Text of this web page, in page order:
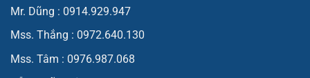
Mr. Dũng : 0914.929.947
Mss. Thắng : 0972.640.130
Mss. Tâm : 0976.987.068